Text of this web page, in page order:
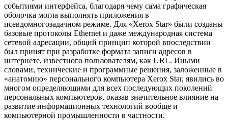
событиями интерфейса, благодаря чему сама графическая
оболочка могла выполнять приложения в
псевдомногозадачном режиме. Для «Xerox Star» были созданы
базовые протоколы Ethernet и даже международная система
сетевой адресации, общий принцип которой впоследствии
был принят при разработке формата записи адресов в
интернете, известного пользователям, как URL. Иными
словами, технические и программные решения, заложенные в
«анатомию» персонального компьютера Xerox Star, явились во
многом определяющими для всех последующих поколений
персональных компьютеров, оказав значительное влияние на
развитие информационных технологий вообще и
компьютерной промышленности в частности.